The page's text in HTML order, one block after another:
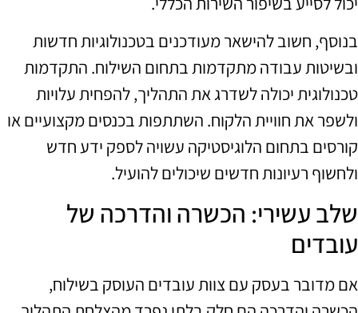
בנוסף, חשוב להישאר מעודכנים בטכנולוגיות חדשות
ובשיטות עבודה מתקדמות בתחום השילוח. התקדמות
טכנולוגית יכולה לשדרג את התהליך, להפחית עלויות
ולשפר את חוויית הלקוח. השתתפות בכנסים מקצועיים או
קורסים בתחום הלוגיסטיקה עשויה לספק ידע חדש
ולחשוף רעיונות חדשים שיכולים להועיל.
שלב עשירי: הכשרה והדרכה של
עובדים
אם מדובר בעסק עם צוות עובדים העוסק בשילוח,